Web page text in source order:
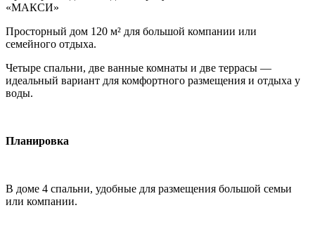
«МАКСИ»
Просторный дом 120 м² для большой компании или
семейного отдыха.
Четыре спальни, две ванные комнаты и две террасы —
идеальный вариант для комфортного размещения и отдыха у
воды.
Планировка
В доме 4 спальни, удобные для размещения большой семьи
или компании.